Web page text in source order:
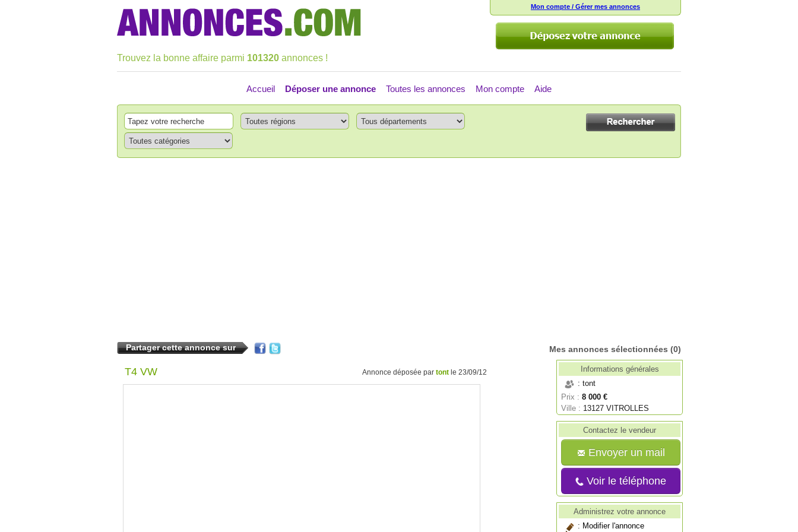
Mon compte / Gérer mes annonces
Trouvez la bonne affaire parmi 101320 annonces !
Accueil Déposer une annonce Toutes les annonces Mon compte Aide
Partager cette annonce sur Mes annonces sélectionnées (0)
T4 VW Annonce déposée par tont le 23/09/12
Informations générales
: tont
Prix : 8 000 €
Ville : 13127 VITROLLES
Contactez le vendeur
Envoyer un mail
Voir le téléphone
Administrez votre annonce
: Modifier l'annonce